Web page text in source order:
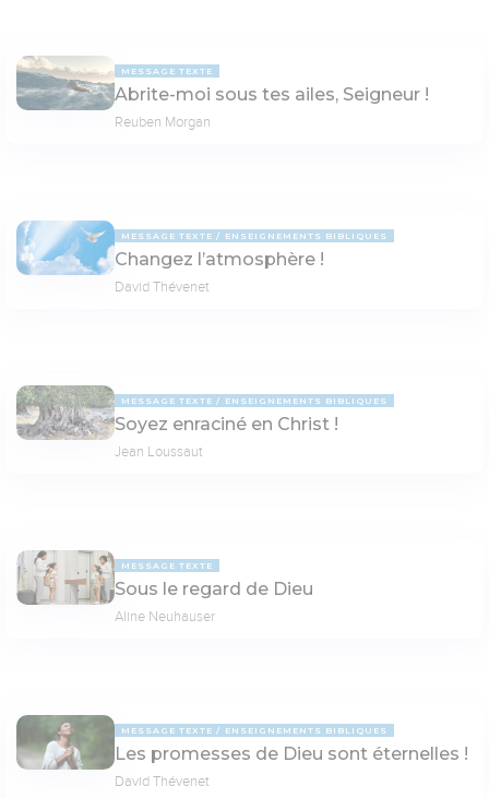
MESSAGE TEXTE
Abrite-moi sous tes ailes, Seigneur !
Reuben Morgan
MESSAGE TEXTE ENSEIGNEMENTS BIBLIQUES
Changez l’atmosphère !
David Thévenet
MESSAGE TEXTE ENSEIGNEMENTS BIBLIQUES
Soyez enraciné en Christ !
Jean Loussaut
MESSAGE TEXTE
Sous le regard de Dieu
Aline Neuhauser
MESSAGE TEXTE ENSEIGNEMENTS BIBLIQUES
Les promesses de Dieu sont éternelles !
David Thévenet